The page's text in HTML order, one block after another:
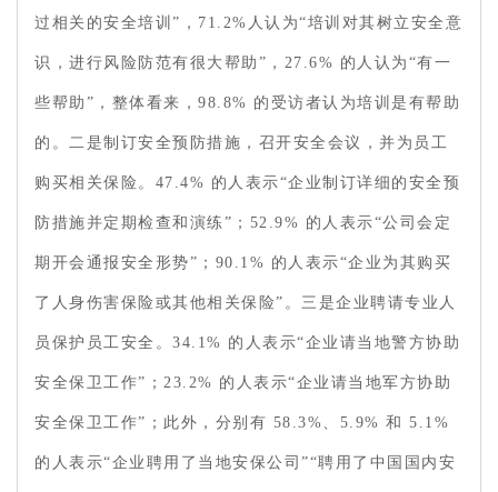
过相关的安全培训”，71.2%人认为“培训对其树立安全意
识，进行风险防范有很大帮助”，27.6% 的人认为“有一
些帮助”，整体看来，98.8% 的受访者认为培训是有帮助
的。二是制订安全预防措施，召开安全会议，并为员工
购买相关保险。47.4% 的人表示“企业制订详细的安全预
防措施并定期检查和演练”；52.9% 的人表示“公司会定
期开会通报安全形势”；90.1% 的人表示“企业为其购买
了人身伤害保险或其他相关保险”。三是企业聘请专业人
员保护员工安全。34.1% 的人表示“企业请当地警方协助
安全保卫工作”；23.2% 的人表示“企业请当地军方协助
安全保卫工作”；此外，分别有 58.3%、5.9% 和 5.1%
的人表示“企业聘用了当地安保公司”“聘用了中国国内安